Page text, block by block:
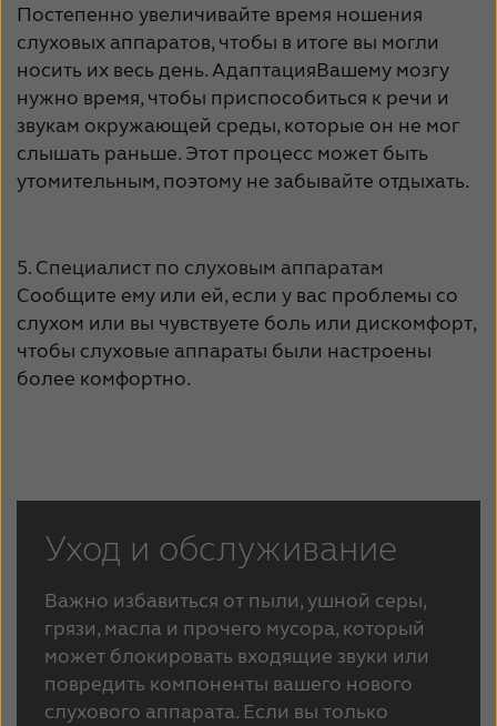
Постепенно увеличивайте время ношения
слуховых аппаратов, чтобы в итоге вы могли
носить их весь день. АдаптацияВашему мозгу
нужно время, чтобы приспособиться к речи и
звукам окружающей среды, которые он не мог
слышать раньше. Этот процесс может быть
утомительным, поэтому не забывайте отдыхать.
5. Специалист по слуховым аппаратам
Сообщите ему или ей, если у вас проблемы со
слухом или вы чувствуете боль или дискомфорт,
чтобы слуховые аппараты были настроены
более комфортно.
Уход и обслуживание
Важно избавиться от пыли, ушной серы,
грязи, масла и прочего мусора, который
может блокировать входящие звуки или
повредить компоненты вашего нового
слухового аппарата. Если вы только